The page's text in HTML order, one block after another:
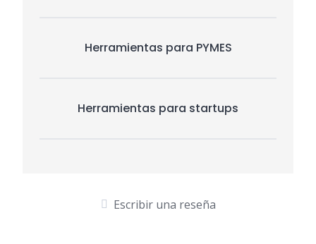
Herramientas para PYMES
Herramientas para startups
Escribir una reseña